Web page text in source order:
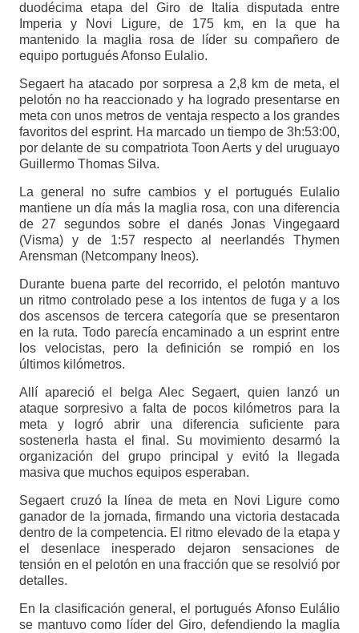
duodécima etapa del Giro de Italia disputada entre
Imperia y Novi Ligure, de 175 km, en la que ha
mantenido la maglia rosa de líder su compañero de
equipo portugués Afonso Eulalio.
Segaert ha atacado por sorpresa a 2,8 km de meta, el
pelotón no ha reaccionado y ha logrado presentarse en
meta con unos metros de ventaja respecto a los grandes
favoritos del esprint. Ha marcado un tiempo de 3h:53:00,
por delante de su compatriota Toon Aerts y del uruguayo
Guillermo Thomas Silva.
La general no sufre cambios y el portugués Eulalio
mantiene un día más la maglia rosa, con una diferencia
de 27 segundos sobre el danés Jonas Vingegaard
(Visma) y de 1:57 respecto al neerlandés Thymen
Arensman (Netcompany Ineos).
Durante buena parte del recorrido, el pelotón mantuvo
un ritmo controlado pese a los intentos de fuga y a los
dos ascensos de tercera categoría que se presentaron
en la ruta. Todo parecía encaminado a un esprint entre
los velocistas, pero la definición se rompió en los
últimos kilómetros.
Allí apareció el belga Alec Segaert, quien lanzó un
ataque sorpresivo a falta de pocos kilómetros para la
meta y logró abrir una diferencia suficiente para
sostenerla hasta el final. Su movimiento desarmó la
organización del grupo principal y evitó la llegada
masiva que muchos equipos esperaban.
Segaert cruzó la línea de meta en Novi Ligure como
ganador de la jornada, firmando una victoria destacada
dentro de la competencia. El ritmo elevado de la etapa y
el desenlace inesperado dejaron sensaciones de
tensión en el pelotón en una fracción que se resolvió por
detalles.
En la clasificación general, el portugués Afonso Eulálio
se mantuvo como líder del Giro, defendiendo la maglia